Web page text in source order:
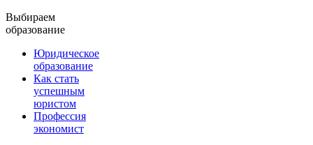
Выбираем
образование
Юридическое
образование
Как стать
успешным
юристом
Профессия
экономист